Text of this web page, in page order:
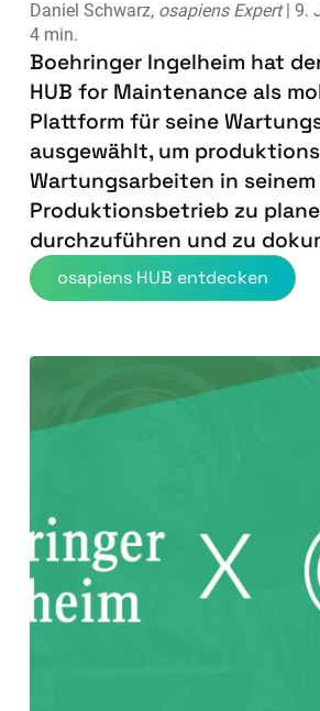
Daniel Schwarz, osapiens Expert |
4 min.
Boehringer Ingelheim hat
HUB for Maintenance als
Plattform für seine
ausgewählt, um
Wartungsarbeiten in
Produktionsbetrieb zu
durchzuführen und zu
osapiens HUB entdecken